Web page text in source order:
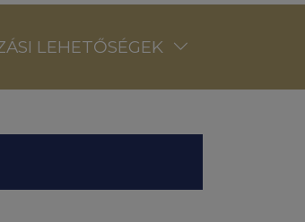
LEHETŐSÉGEK